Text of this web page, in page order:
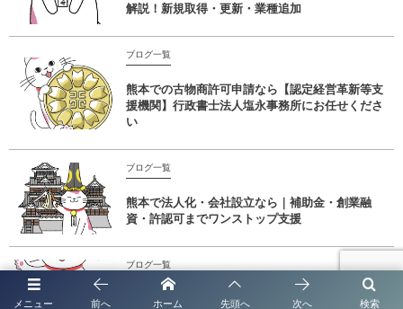
解説！新規取得・更新・業種追加
ブログ一覧
熊本での古物商許可申請なら【認定経営革新等支
援機関】行政書士法人塩永事務所にお任せくださ
い
ブログ一覧
熊本で法人化・会社設立なら｜補助金・創業融
資・許認可までワンストップ支援
ブログ一覧
太陽光発電システムの名義変更手続き完全ガイド
メニュー 検索
前へ ホーム 先頭へ 次へ